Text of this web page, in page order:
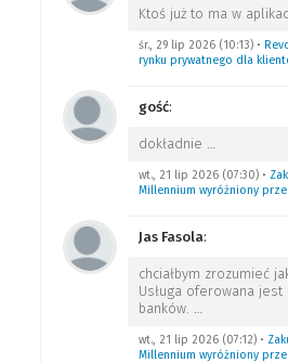
Ktoś już to ma w
śr., 29 lip 2026 (10:13)•
rynku prywatnego dla
gość:
dokładnie …
wt., 21 lip 2026 (07:30)•
Millennium wyróżniony
Jas Fasola:
chciałbym zrozumieć
Usługa oferowana
banków. …
wt., 21 lip 2026 (07:12)•
Millennium wyróżniony